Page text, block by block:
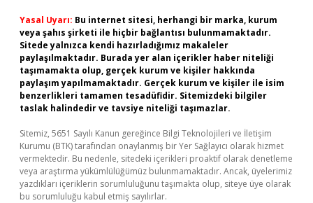
Yasal Uyarı: Bu internet sitesi, herhangi bir marka, kurum
veya şahıs şirketi ile hiçbir bağlantısı bulunmamaktadır.
Sitede yalnızca kendi hazırladığımız makaleler
paylaşılmaktadır. Burada yer alan içerikler haber niteliği
taşımamakta olup, gerçek kurum ve kişiler hakkında
paylaşım yapılmamaktadır. Gerçek kurum ve kişiler ile isim
benzerlikleri tamamen tesadüfidir. Sitemizdeki bilgiler
taslak halindedir ve tavsiye niteliği taşımazlar.
Sitemiz, 5651 Sayılı Kanun gereğince Bilgi Teknolojileri ve İletişim
Kurumu (BTK) tarafından onaylanmış bir Yer Sağlayıcı olarak hizmet
vermektedir. Bu nedenle, sitedeki içerikleri proaktif olarak denetleme
veya araştırma yükümlülüğümüz bulunmamaktadır. Ancak, üyelerimiz
yazdıkları içeriklerin sorumluluğunu taşımakta olup, siteye üye olarak
bu sorumluluğu kabul etmiş sayılırlar.